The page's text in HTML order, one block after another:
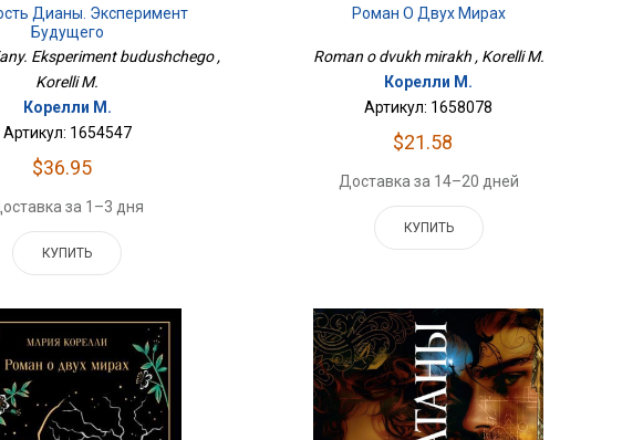
Дианы. Эксперимент
Будущего
Eksperiment budushchego ,
Korelli M.
Корелли М.
Артикул: 1654547
$36.95
за 1–3 дня
КУПИТЬ
Роман О Двух Мирах
Roman o dvukh mirakh , Korelli M.
Корелли М.
Артикул: 1658078
$21.58
Доставка за 14–20 дней
КУПИТЬ